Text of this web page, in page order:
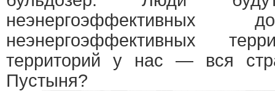
неэнергоэффективных
территорий у нас — вся
Пустыня?